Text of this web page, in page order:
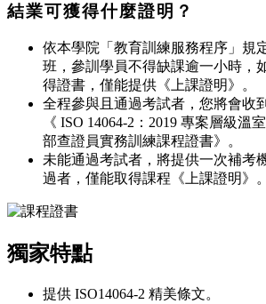
結業可獲得什麼證明？
依本學院「教育訓練服務程序」規
班，參訓學員不得缺課逾一小時，
得證書，僅能提供《上課證明》。
全程參與且通過考試者，您將會收
《 ISO 14064-2：2019 專案層級溫
部查證員實務訓練課程證書》。
未能通過考試者，將提供一次補考
過者，僅能取得課程《上課證明》。
獨家特點
提供 ISO14064-2 精美條文。